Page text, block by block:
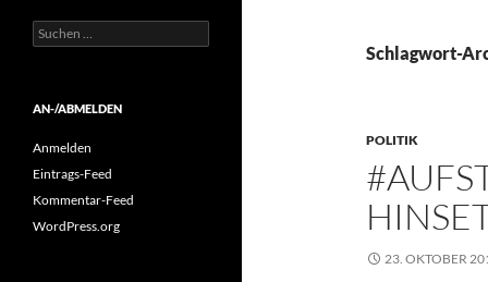
Schlagwort-
POLITIK
23. OKTOBER
Suchen
nach:
AN-/ABMELDEN
Anmelden
Eintrags-Feed
Kommentar-Feed
WordPress.org